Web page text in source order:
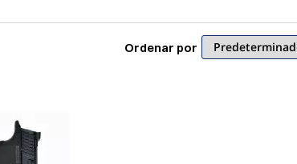
Ordenar por